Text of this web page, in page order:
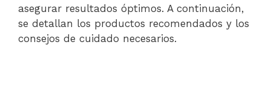
asegurar resultados óptimos. A continuación,
se detallan los productos recomendados y los
consejos de cuidado necesarios.